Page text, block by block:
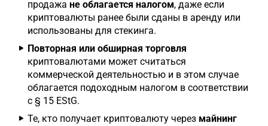
продажа не облагается налогом, даже если
криптовалюты ранее были сданы в аренду или
использованы для стекинга.
Повторная или обширная торговля
криптовалютами может считаться
коммерческой деятельностью и в этом случае
облагается подоходным налогом в соответствии
с § 15 EStG.
Те, кто получает криптовалюту через майнинг